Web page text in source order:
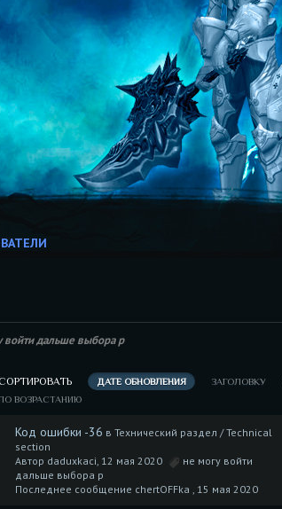
войти дальше выбора p
ДАТЕ ОБНОВЛЕНИЯ ЗАГОЛОВКУ
ВОЗРАСТАНИЮ
Код ошибки -36 в Технический раздел / Technical
section
Автор daduxkaci, 12 мая 2020
не могу войти
дальше выбора p
Последнее сообщение chertOFFka , 15 мая 2020